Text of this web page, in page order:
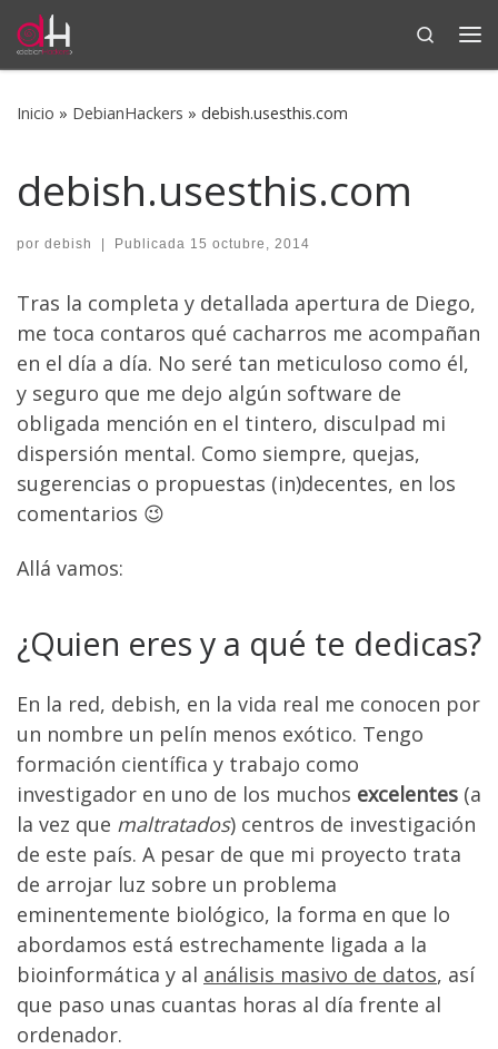
Saltar al contenido
Search
Inicio » DebianHackers » debish.usesthis.com
debish.usesthis.com
por debish | Publicada 15 octubre, 2014
Tras la completa y detallada apertura de Diego,
me toca contaros qué cacharros me acompañan
en el día a día. No seré tan meticuloso como él,
y seguro que me dejo algún software de
obligada mención en el tintero, disculpad mi
dispersión mental. Como siempre, quejas,
sugerencias o propuestas (in)decentes, en los
comentarios 😉
Allá vamos:
¿Quien eres y a qué te dedicas?
En la red, debish, en la vida real me conocen por
un nombre un pelín menos exótico. Tengo
formación científica y trabajo como
investigador en uno de los muchos excelentes (a
la vez que maltratados) centros de investigación
de este país. A pesar de que mi proyecto trata
de arrojar luz sobre un problema
eminentemente biológico, la forma en que lo
abordamos está estrechamente ligada a la
bioinformática y al análisis masivo de datos, así
que paso unas cuantas horas al día frente al
ordenador.